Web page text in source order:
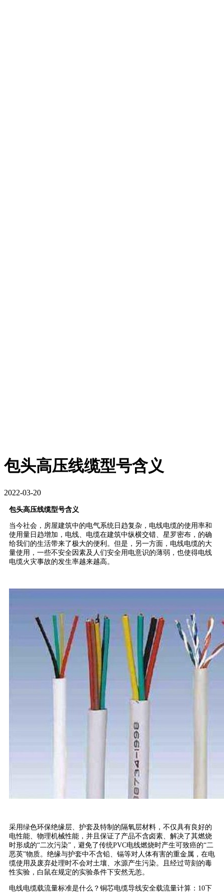
包头高压线缆型号含义
2022-03-20
包头高压线缆型号含义
当今社会，房屋建筑中的电气系统日趋复杂，电线电缆的使用率和
使用量日趋增加，电线、电缆在建筑中纵横交错、星罗密布，的确
给我们的生活带来了极大的便利。但是，另一方面，电线电缆的大
量使用，一些不安全因素及人们安全用电意识的薄弱，也使得电线
电缆火灾事故的发生率越来越高。
采用绿色环保绝缘层、护套及特制的隔氧层材料，不仅具有良好的
电性能、物理机械性能，并且保证了产品不含卤素、解决了其燃烧
时形成的“二次污染”，避免了传统PVC电线燃烧时产生可致癌的“二
恶英”物质。绝缘与护套中不含铅、镉等对人体有害的重金属，在电
缆使用及废弃处理时不会对土壤、水源产生污染。且经过苛刻的毒
性实验，白鼠在规定的实验条件下安然无恙。
电线电缆载流量标准是什么？铜芯电缆导线安全载流量计算：10下